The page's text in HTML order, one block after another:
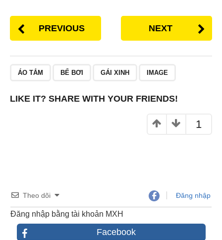
e
o
k
tt
er
er
e
ar
e
PREVIOUS NEXT
ÁO TẮM BỂ BƠI GÁI XINH IMAGE
LIKE IT? SHARE WITH YOUR FRIENDS!
1
Theo dõi Đăng nhập
Đăng nhập bằng tài khoản MXH
Facebook